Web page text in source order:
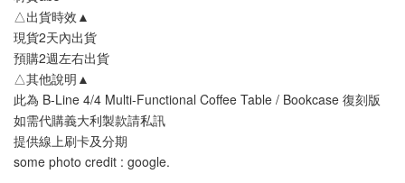
△出貨時效▲
現貨2天內出貨
預購2週左右出貨
△其他說明▲
此為 B-Line 4/4 Multi-Functional Coffee Table / Bookcase 復刻版
如需代購義大利製款請私訊
提供線上刷卡及分期
some photo credit : google.